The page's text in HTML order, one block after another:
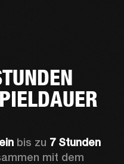
bis zu 7 Stunden
mit dem